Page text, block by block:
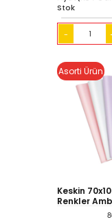
Stok
-
Asorti Ürün
Keskin
Renkler